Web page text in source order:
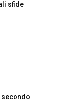
sfide
secondo